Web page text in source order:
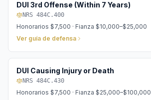
DUI 3rd Offense (Within 7 Years)
NRS 484C.400
Honorarios $7,500 · Fianza $10,000–$25,000
Ver guía de defensa
DUI Causing Injury or Death
NRS 484C.430
Honorarios $7,500 · Fianza $25,000–$100,000